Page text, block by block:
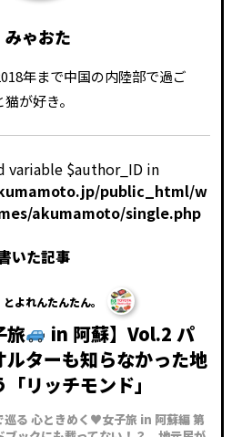
みゃおた
年まで中国の内陸部で過ご
が好き。
variable $author_ID in
public_html/w
akumamoto/single.php
いた記事
とよれんたんたん。
旅
in 阿蘇】Vol.2 パ
ルターも知らなかった地
リッチモンド」
巡る 心ときめく♥女子旅 in 阿蘇編 第